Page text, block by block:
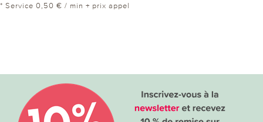
* Service 0,50 € / min + prix appel